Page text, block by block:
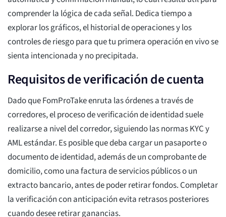
comprender la lógica de cada señal. Dedica tiempo a
explorar los gráficos, el historial de operaciones y los
controles de riesgo para que tu primera operación en vivo se
sienta intencionada y no precipitada.
Requisitos de verificación de cuenta
Dado que FomProTake enruta las órdenes a través de
corredores, el proceso de verificación de identidad suele
realizarse a nivel del corredor, siguiendo las normas KYC y
AML estándar. Es posible que deba cargar un pasaporte o
documento de identidad, además de un comprobante de
domicilio, como una factura de servicios públicos o un
extracto bancario, antes de poder retirar fondos. Completar
la verificación con anticipación evita retrasos posteriores
cuando desee retirar ganancias.